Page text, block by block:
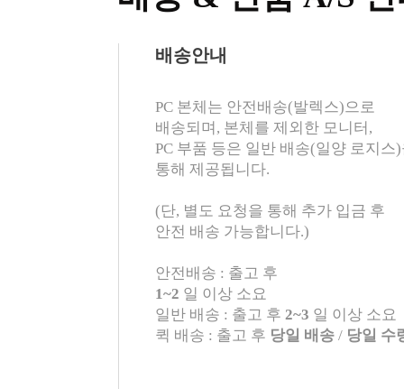
PC 본체는 안전배송(발렉스)으로
배송되며, 본체를 제외한 모니터,
PC 부품 등은 일반 배송(일양 로지스
통해 제공됩니다.
(단, 별도 요청을 통해 추가 입금 후
안전 배송 가능합니다.)
안전배송 : 출고 후
1~2 일 이상 소요
일반 배송 : 출고 후 2~3 일 이상 소요
퀵 배송 : 출고 후 당일 배송 / 당일 수
배송안내